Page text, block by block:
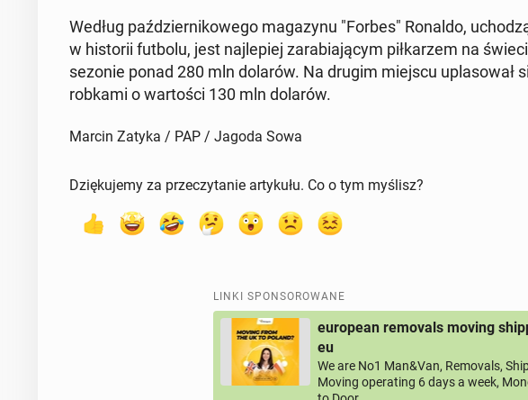
Według paź­dzier­ni­ko­we­go ma­ga­zy­nu "Forbes" Ronaldo,
w hi­sto­rii futbolu, jest naj­le­piej za­ra­bia­ją­cym pił­ka­rzem na
sezonie ponad 280 mln dolarów. Na drugim miejscu upla­so­wał
rob­ka­mi o war­to­ści 130 mln dolarów.
Marcin Zatyka / PAP / Jagoda Sowa
Dziękujemy za przeczytanie artykułu. Co o tym myślisz?
LINKI SPONSOROWANE
european removals moving
eu
We are No1 Man&Van, Removals,
Moving operating 6 days a week,